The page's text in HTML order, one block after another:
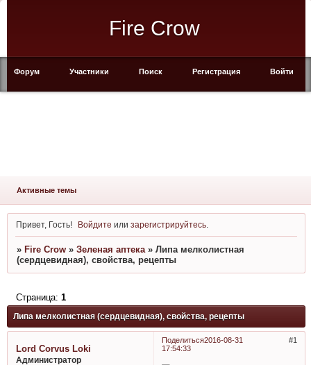
Fire Crow
Форум Участники Поиск Регистрация Войти
Активные темы
Привет, Гость! Войдите илизарегистрируйтесь
» Fire Crow » Зеленая аптека » Липа мелколистная
(сердцевидная), свойства, рецепты
Липа мелколистная (сердцевидная), свойства, рецепты
Страница: 1
Поделиться 1
2016-08-31
17:54:33
Lord Corvus Loki
Администратор